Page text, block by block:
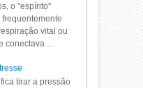
o "espírito"
vital ou
conectava ...
tirar a pressão